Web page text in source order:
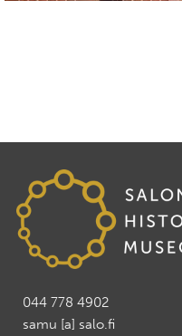
044 778 4902
samu [a] salo.fi